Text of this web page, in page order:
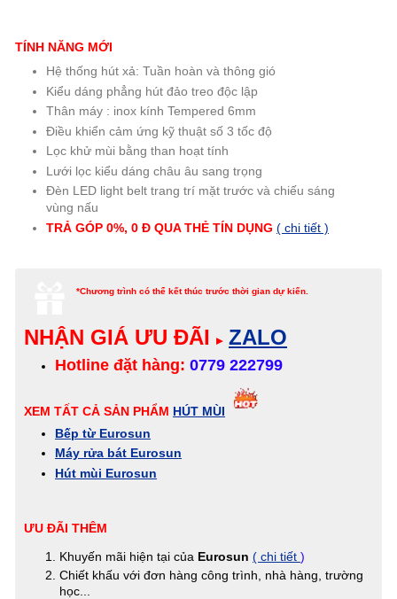
TÍNH NĂNG MỚI
Hệ thống hút xả: Tuần hoàn và thông gió
Kiểu dáng phẳng hút đảo treo độc lập
Thân máy : inox kính Tempered 6mm
Điều khiển cảm ứng kỹ thuật số 3 tốc độ
Lọc khử mùi bằng than hoạt tính
Lưới lọc kiểu dáng châu âu sang trọng
Đèn LED light belt trang trí mặt trước và chiếu sáng
vùng nấu
TRẢ GÓP 0%, 0 Đ QUA THẺ TÍN DỤNG ( chi tiết )
*Chương trình có thể kết thúc trước thời gian dự kiến.
NHẬN GIÁ ƯU ĐÃI ▸ ZALO
Hotline đặt hàng: 0779 222799
XEM TẤT CẢ SẢN PHẨM HÚT MÙI
Bếp từ Eurosun
Máy rửa bát Eurosun
Hút mùi Eurosun
ƯU ĐÃI THÊM
Khuyến mãi hiện tại của Eurosun ( chi tiết )
Chiết khấu với đơn hàng công trình, nhà hàng, trường
học...